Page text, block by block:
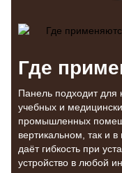
Где
Панель подходит для
учебных и
промышленных
вертикальном, так и
даёт гибкость при
устройство в любой